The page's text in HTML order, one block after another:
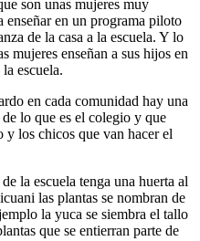
son unas mujeres muy
enseñar en un programa piloto
de la casa a la escuela. Y lo
mujeres enseñan a sus hijos en
escuela.
en cada comunidad hay una
de lo que es el colegio y que
y los chicos que van hacer el
la escuela tenga una huerta al
las plantas se nombran de
la yuca se siembra el tallo
que se entierran parte de